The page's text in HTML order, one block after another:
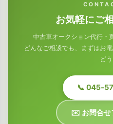
お気軽にご
中古車オークション代行・
どんなご相談でも、まずはお
ど
📞 045-
✉️ お問合せ